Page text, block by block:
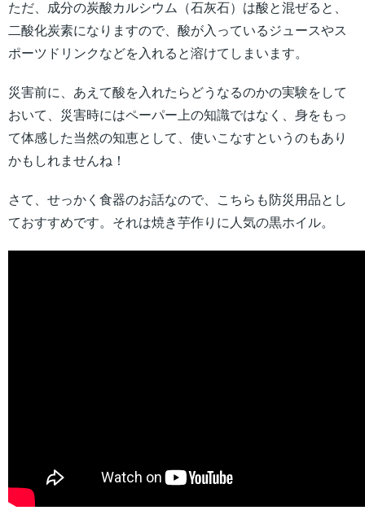
ただ、成分の炭酸カルシウム（石灰石）は酸と混ぜると、
二酸化炭素になりますので、酸が入っているジュースやス
ポーツドリンクなどを入れると溶けてしまいます。
災害前に、あえて酸を入れたらどうなるのかの実験をして
おいて、災害時にはペーパー上の知識ではなく、身をもっ
て体感した当然の知恵として、使いこなすというのもあり
かもしれませんね！
さて、せっかく食器のお話なので、こちらも防災用品とし
ておすすめです。それは焼き芋作りに人気の黒ホイル。